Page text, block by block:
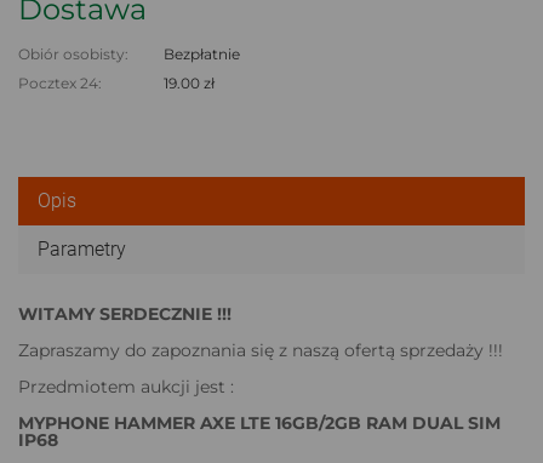
Dostawa
Obiór osobisty:
Bezpłatnie
Pocztex 24:
19.00 zł
Opis
Parametry
WITAMY SERDECZNIE !!!
Zapraszamy do zapoznania się z naszą ofertą sprzedaży !!!
Przedmiotem aukcji jest :
MYPHONE HAMMER AXE LTE 16GB/2GB RAM DUAL SIM
IP68